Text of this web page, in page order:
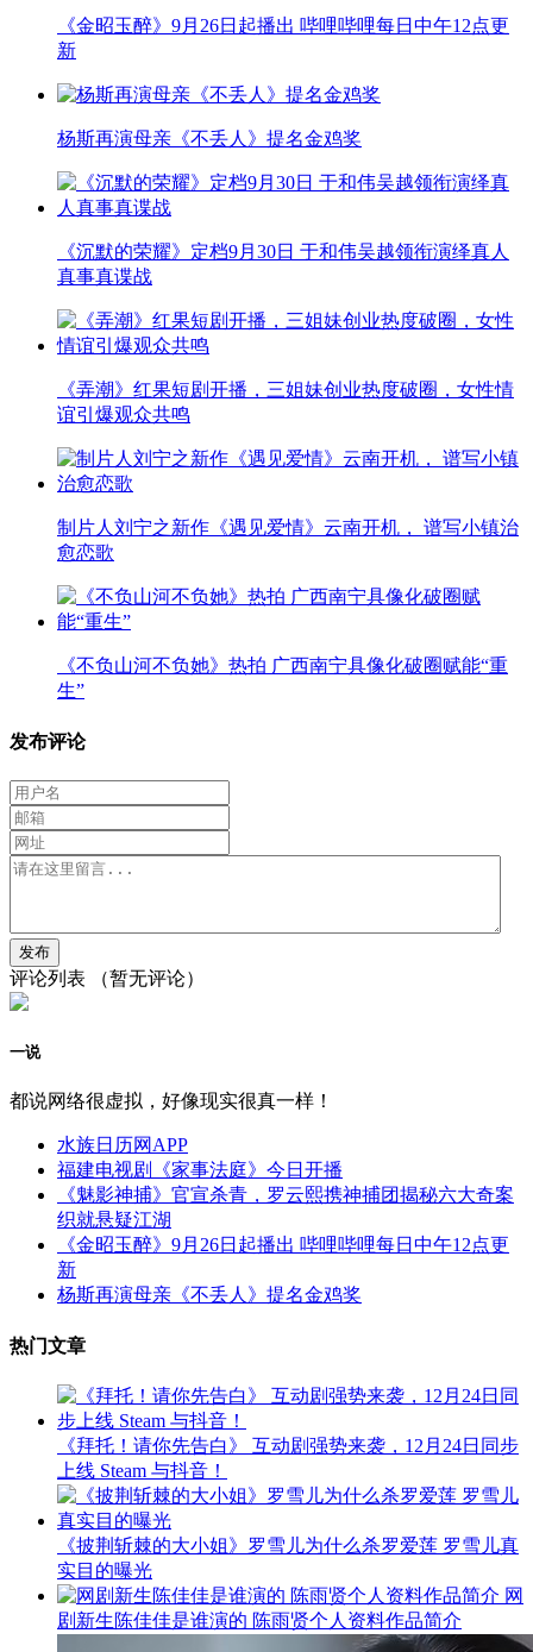
《金昭玉醉》9月26日起播出 哔哩哔哩每日中午12点更
新
杨斯再演母亲《不丢人》提名金鸡奖
《沉默的荣耀》定档9月30日 于和伟吴越领衔演绎真人
真事真谍战
《弄潮》红果短剧开播，三姐妹创业热度破圈，女性情
谊引爆观众共鸣
制片人刘宁之新作《遇见爱情》云南开机， 谱写小镇治
愈恋歌
《不负山河不负她》热拍 广西南宁具像化破圈赋能“重
生”
发布评论
评论列表 （暂无评论）
一说
都说网络很虚拟，好像现实很真一样！
水族日历网APP
福建电视剧《家事法庭》今日开播
《魅影神捕》官宣杀青，罗云熙携神捕团揭秘六大奇案
织就悬疑江湖
《金昭玉醉》9月26日起播出 哔哩哔哩每日中午12点更
新
杨斯再演母亲《不丢人》提名金鸡奖
热门文章
《拜托！请你先告白》 互动剧强势来袭，12月24日同步
上线 Steam 与抖音！
《披荆斩棘的大小姐》罗雪儿为什么杀罗爱莲 罗雪儿真
实目的曝光
网
剧新生陈佳佳是谁演的 陈雨贤个人资料作品简介